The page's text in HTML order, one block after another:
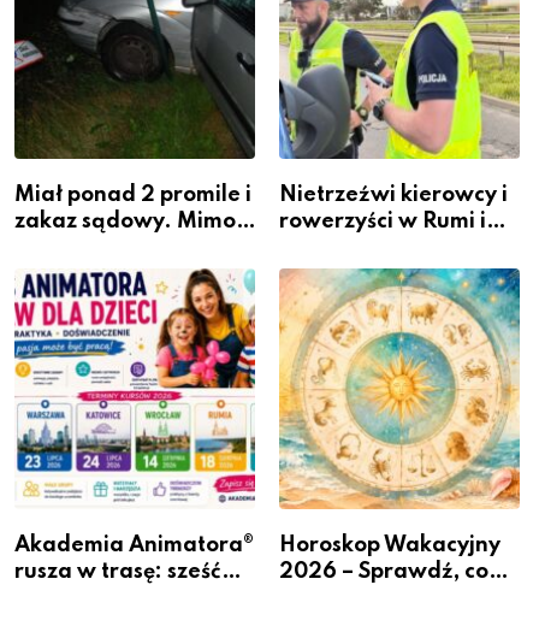
Miał ponad 2 promile i
zakaz sądowy. Mimo
kierownicę w
Bolszewie i uderzył w
ogrodzenie
Nietrzeźwi kierowcy i
rowerzyści w Rumi i
Akademia Animatora®
rusza w trasę: sześć
Horoskop Wakacyjny
2026 – Sprawdź, co